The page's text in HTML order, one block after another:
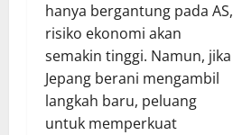
hanya bergantung pada AS,
risiko ekonomi akan
semakin tinggi. Namun, jika
Jepang berani mengambil
langkah baru, peluang
untuk memperkuat